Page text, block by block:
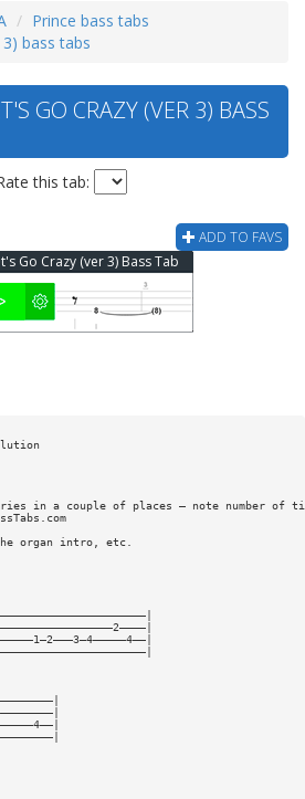
Prince bass tabs
bass tabs
GO CRAZY (VER 3) BASS
this tab:
ADD TO FAVS
Go Crazy (ver 3) Bass Tab
in a couple of places — note number of
organ intro, etc.